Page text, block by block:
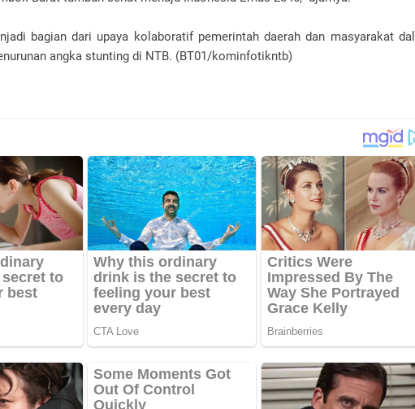
bagian dari upaya kolaboratif pemerintah daerah dan masyarakat
angka stunting di NTB. (BT01/kominfotikntb)